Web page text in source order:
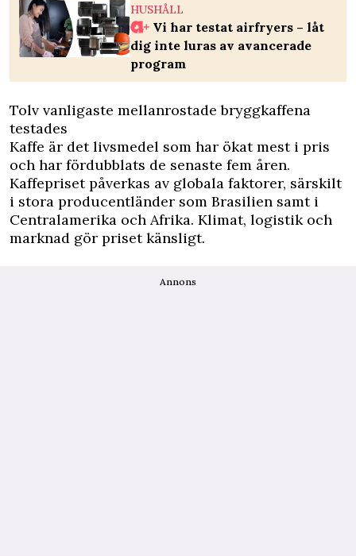
HUSHÅLL
Vi har testat airfryers – låt
dig inte luras av avancerade
program
Tolv vanligaste mellanrostade bryggkaffena
testades
Kaffe är det livsmedel som har ökat mest i pris
och har fördubblats de senaste fem åren.
Kaffepriset påverkas av globala faktorer, särskilt
i stora producentländer som Brasilien samt i
Centralamerika och Afrika. Klimat, logistik och
marknad gör priset känsligt.
Annons